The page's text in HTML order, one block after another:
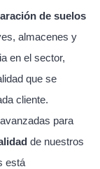
de suelos
almacenes y
en el sector,
que se
cliente.
para
de nuestros
está